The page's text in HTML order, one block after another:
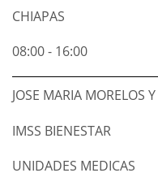
CHIAPAS
08:00 - 16:00
JOSE MARIA MORELOS
IMSS BIENESTAR
UNIDADES MEDICAS